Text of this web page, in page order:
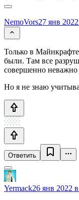
NemoVors27 янв
Только в
были. Там все
совершенно
Но я не знаю
Ответить
Yermack26 янв 2022